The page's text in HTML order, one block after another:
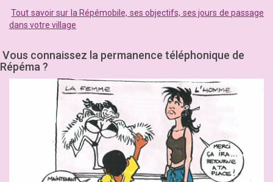
Tout savoir sur la Répémobile, ses objectifs, ses jours de passage
dans votre village
Vous connaissez la permanence téléphonique de
Répéma ?